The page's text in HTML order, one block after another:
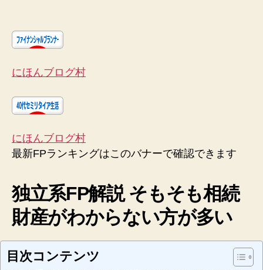
にほんブログ村
にほんブログ村
最新FPランキングはこのバナーで確認できます
独立系FP解説 そもそも相続
財産がわからない方が多い
目次コンテンツ